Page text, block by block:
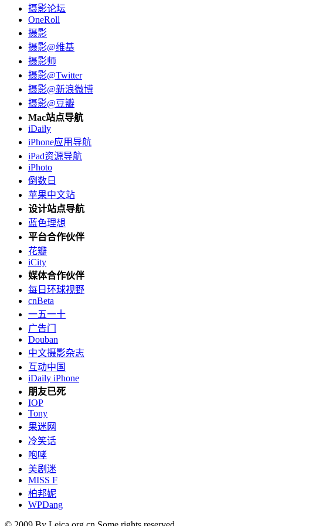
摄影论坛
OneRoll
摄影
摄影@维基
摄影师
摄影@Twitter
摄影@新浪微博
摄影@豆瓣
Mac站点导航
iDaily
iPhone应用导航
iPad资源导航
iPhoto
倒数日
苹果中文站
设计站点导航
蓝色理想
平台合作伙伴
花瓣
iCity
媒体合作伙伴
每日环球视野
cnBeta
一五一十
广告门
Douban
中文摄影杂志
互动中国
iDaily iPhone
朋友已死
IOP
Tony
果迷网
冷笑话
咆哮
美剧迷
MISS F
柏邦妮
WPDang